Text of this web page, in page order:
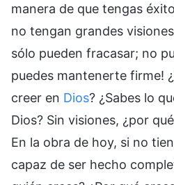
manera de que tengas
no tengan grandes
sólo pueden fracasar; no
puedes mantenerte firme!
creer en Dios? ¿Sabes lo
Dios? Sin visiones, ¿por
En la obra de hoy, si no
capaz de ser hecho